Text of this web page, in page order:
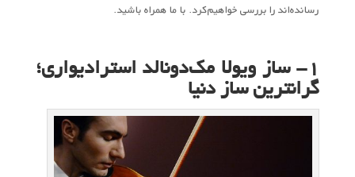
رسانده‌اند را بررسی خواهیم‌کرد. با ما همراه باشید.
۱- ساز ویولا مک‌دونالد استرادیواری؛
گرانترین ساز دنیا